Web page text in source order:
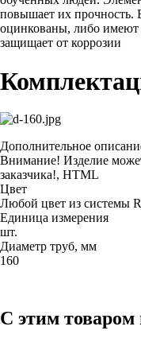
повышает их прочность.
оцинкованы, либо имеют
защищает от коррозии
Дополнительное
Внимание! Изделие
заказчика!, HTML
Цвет
Любой цвет из системы
Единица измерения
шт.
Диаметр труб, мм
160
С этим